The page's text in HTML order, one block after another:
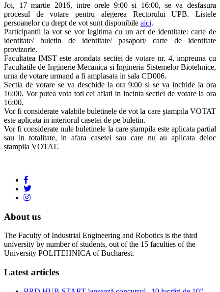
Joi, 17 martie 2016, intre orele 9:00 si 16:00, se va desfasura
procesul de votare pentru alegerea Rectorului UPB. Listele
persoanelor cu drept de vot sunt disponibile aici.
Participantii la vot se vor legitima cu un act de identitate: carte de
identitate/ buletin de identitate/ pasaport/ carte de identitate
provizorie.
Facultatea IMST este arondata sectiei de votare nr. 4, impreuna cu
Facultatile de Inginerie Mecanica si Ingineria Sistemelor Biotehnice,
urna de votare urmand a fi amplasata in sala CD006.
Sectia de votare se va deschide la ora 9:00 si se va inchide la ora
16:00. Vor putea vota toti cei aflati in incinta sectiei de votare la ora
16:00.
Vor fi considerate valabile buletinele de vot la care ștampila VOTAT
este aplicata in interiorul casetei de pe buletin.
Vor fi considerate nule buletinele la care ștampila este aplicata partial
sau in totalitate, in afara casetei sau care nu au aplicata deloc
ștampila VOTAT.
About us
The Faculty of Industrial Engineering and Robotics is the third
university by number of students, out of the 15 faculties of the
University POLITEHNICA of Bucharest.
Latest articles